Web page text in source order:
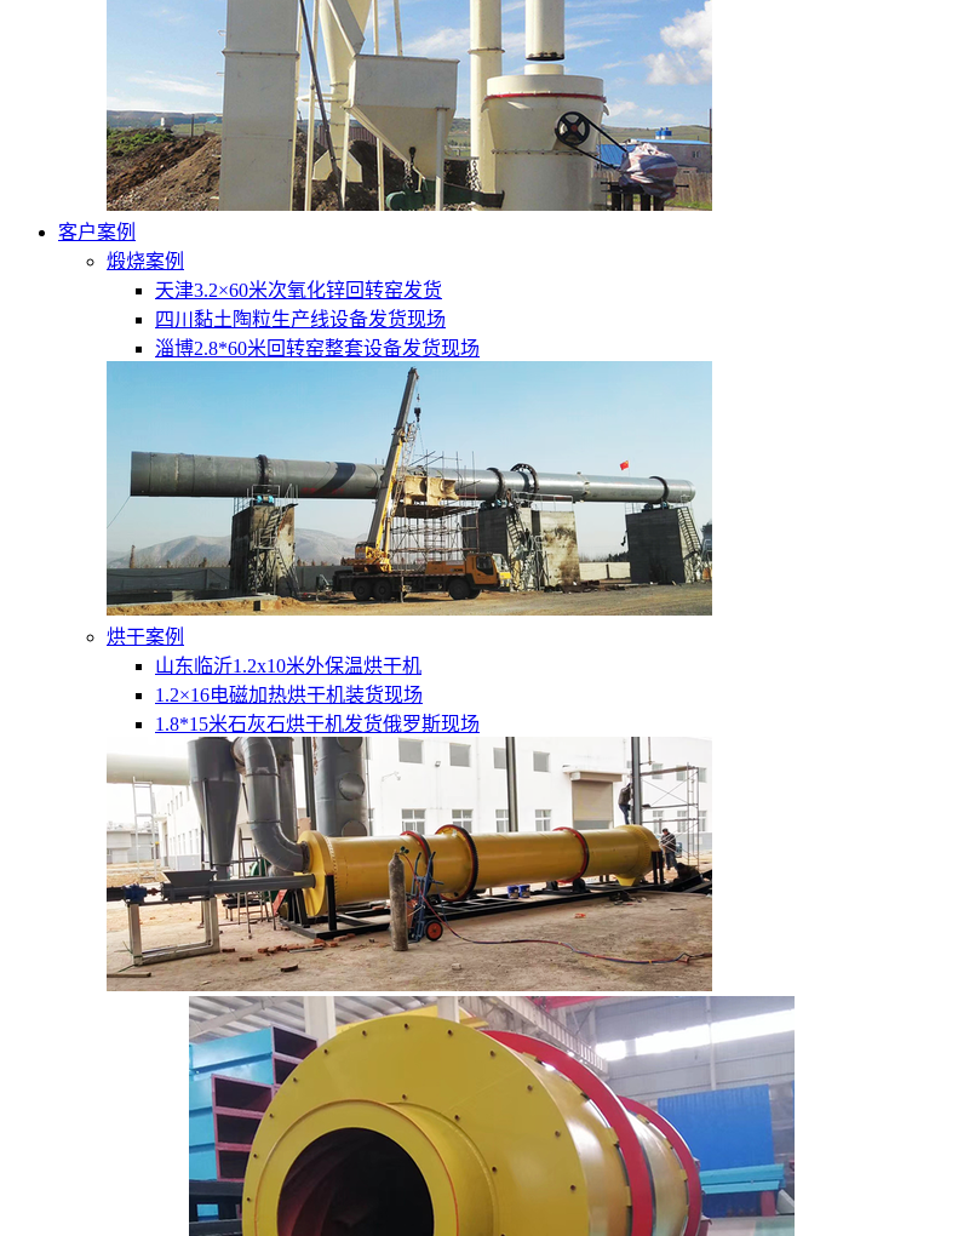
客户案例
煅烧案例
天津3.2×60米次氧化锌回转窑发货
四川黏土陶粒生产线设备发货现场
淄博2.8*60米回转窑整套设备发货现场
烘干案例
山东临沂1.2x10米外保温烘干机
1.2×16电磁加热烘干机装货现场
1.8*15米石灰石烘干机发货俄罗斯现场